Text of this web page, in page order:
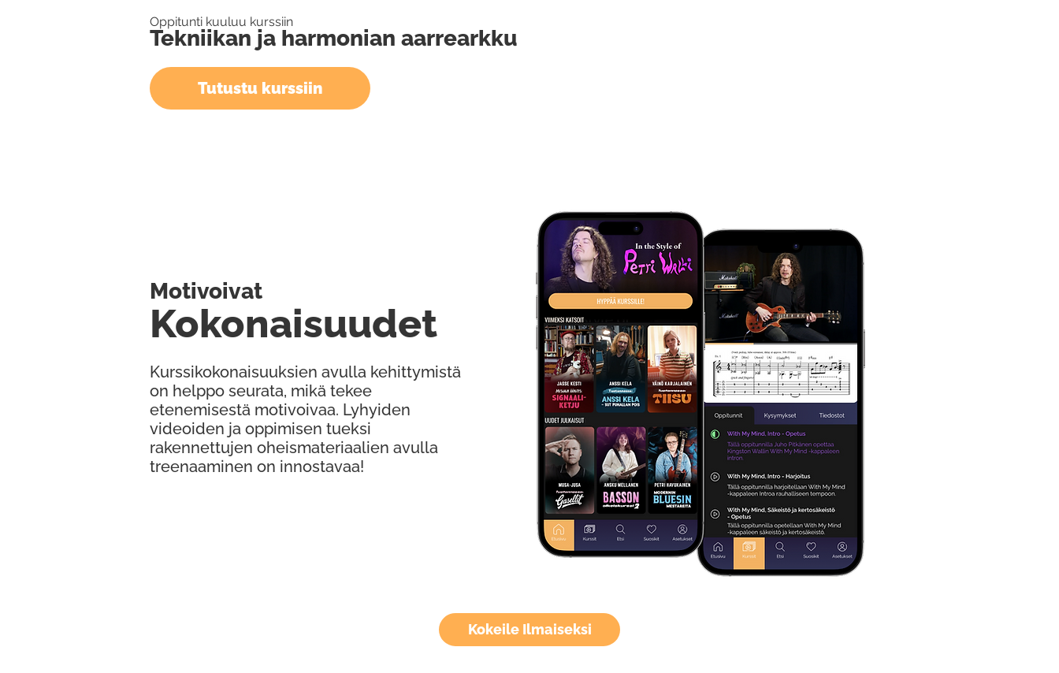
Kokeile Ilmaiseksi
Oppitunti kuuluu kurssiin
Tekniikan ja harmonian aarrearkku
Tutustu kurssiin
Kurssikokonaisuuksien avulla kehittymistä
on helppo seurata, mikä tekee
etenemisestä motivoivaa. Lyhyiden
videoiden ja oppimisen tueksi
rakennettujen oheismateriaalien avulla
treenaaminen on innostavaa!
Kokonaisuudet
Motivoivat